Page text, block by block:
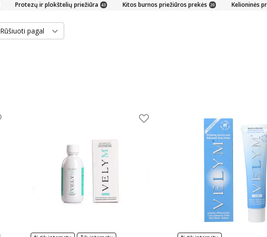
Protezų ir plokštelių priežiūra 43 Kitos burnos priežiūros prekės 20 Kelioninės
Rūšiuoti pagal